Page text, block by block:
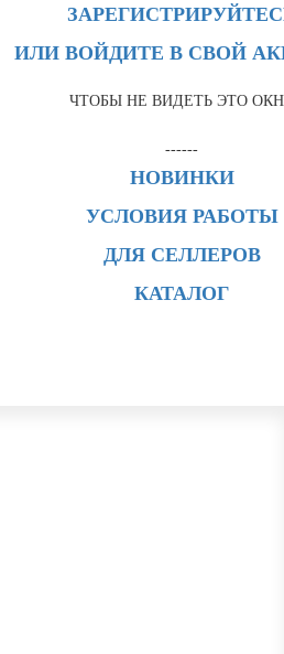
ИЛИ ВОЙДИТЕ В СВОЙ
ЧТОБЫ НЕ ВИДЕТЬ ЭТО
------
НОВИНКИ
УСЛОВИЯ РАБОТЫ
ДЛЯ СЕЛЛЕРОВ
КАТАЛОГ